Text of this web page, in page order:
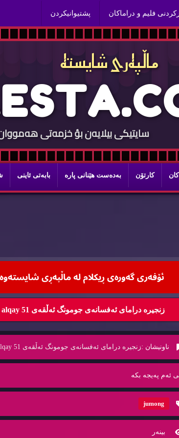
فلیم و دراماكان پشتیوانیكردن
ماڵپه‌ری شایسته‌
ESTA.C
سایتيكی بيلایه‌ن بؤ خزمه‌تی
كارتۆن به‌ده‌ست هێنانی پاره‌ بابه‌تی ئاینی
ئۆفه‌ری گه‌وره‌ی ڕیكلام له‌ ماڵپه‌ڕی
زنجیره‌ درامای ئه‌فسانه‌ی جومونگ ئه‌ڵقه‌ی jumong alqay 51
ناونیشان :زنجیره‌ درامای ئه‌فسانه‌ی جومونگ ئه‌ڵقه‌ی jumong alqay 51
ئه‌م په‌یجه‌ بكه‌
jumong
بینه‌ر